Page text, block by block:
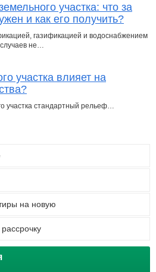
участка: что за
и как его получить?
газификацией и водоснабжением
не…
участка влияет на
участка стандартный рельеф…
на новую